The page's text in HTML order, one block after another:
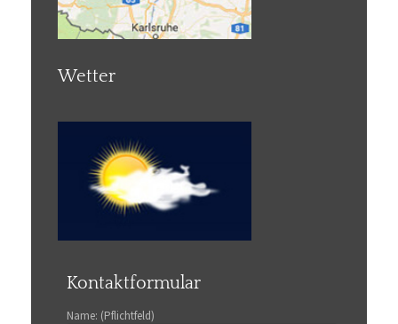
Wetter
Kontaktformular
Name: (Pflichtfeld)